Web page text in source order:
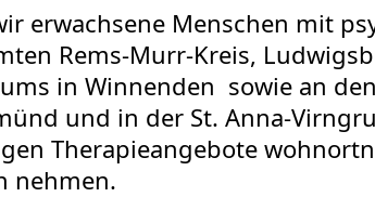
erwachsene Menschen mit
Rems-Murr-Kreis,
in Winnenden sowie an
und in der St. Anna-
Therapieangebote
nehmen.